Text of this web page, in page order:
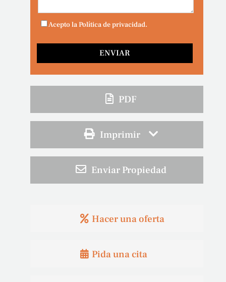
Acepto la Política de privacidad.
PDF
Imprimir
Enviar Propiedad
Hacer una oferta
Pida una cita